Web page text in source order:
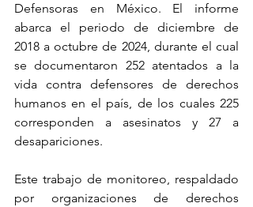
Defensoras en México. El informe
abarca el periodo de diciembre de
2018 a octubre de 2024, durante el cual
se documentaron 252 atentados a la
vida contra defensores de derechos
humanos en el país, de los cuales 225
corresponden a asesinatos y 27 a
desapariciones.
Este trabajo de monitoreo, respaldado
por organizaciones de derechos